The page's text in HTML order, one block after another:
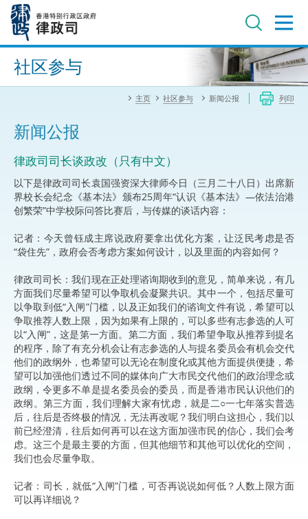
内
进阶搜寻
社区参与
主页 社区参与 新闻公报 列印
新闻公报
律政司司长谈政改（只有中文）
以下是律政司司长袁国强资深大律师今日（三月二十八日）出席新
界校长会纪念《基本法》颁布25周年“认识《基本法》—依法治港
创繁荣”中学校际问答比赛后，与传媒的谈话内容：
记者：今天曾钰成主席说政府要拿出优化方案，让泛民考虑是否
“袋住先”，政府会否考虑方案如何设计，以及里面的内容如何？
律政司司长：我们现在正处理谘询期收到的意见，简单来说，有几
方面我们尽量希望可以争取机会凝聚共识。其中一个，包括尽量可
以争取到低“入闸”门槛，以及正如我们的谘询文件有说，希望可以
争取推荐人数上限，因为如果有上限的，可以多些有志参选的人可
以“入闸”，这是第一方面。第二方面，我们希望争取从推荐到提名
的程序，除了有充分机会让有志参选的人与提名委员会有机会交代
他们的政纲外，也希望可以无论在制度化或其他方面提供便捷，希
望可以加强他们透过不同的媒体向广大市民交代他们的政治理念或
政纲，令更多不单是提名委员会的委员，而是香港市民认识他们的
政纲。第三方面，我们理解大家有忧虑，就是二○一七年落实普选
后，往后是否终极的情况，无法再改呢？我们明白这担心，我们以
前已经澄清，往后如何再可以在这方面加强市民的信心，我们会考
虑。这三个是最主要的方面，但其他细节和其他可以优化的空间，
我们也会尽量争取。
记者：司长，就低“入闸”门槛，可否再说说如何低？人数上限方面
可以再详细说？